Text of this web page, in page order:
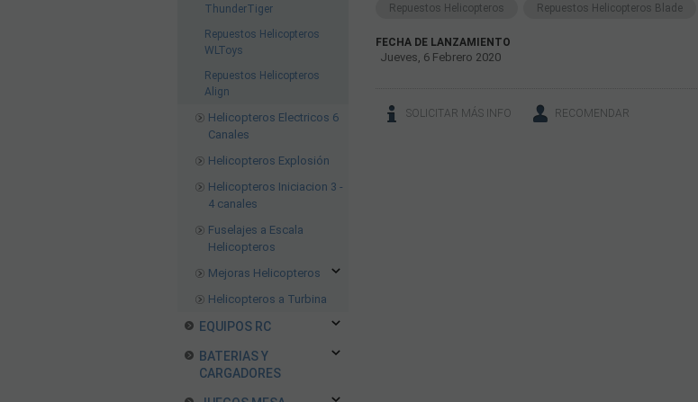
ThunderTiger
Repuestos Helicopteros
WLToys
Repuestos Helicopteros
Align
Helicopteros Electricos 6
Canales
Helicopteros Explosión
Helicopteros Iniciacion 3 -
4 canales
Fuselajes a Escala
Helicopteros
Mejoras Helicopteros
Helicopteros a Turbina
EQUIPOS RC
BATERIAS Y
CARGADORES
Repuestos Helicopteros
Repuestos Helicopteros Blade
FECHA DE LANZAMIENTO
Jueves, 6 Febrero 2020
SOLICITAR MÁS INFO RECOMENDAR